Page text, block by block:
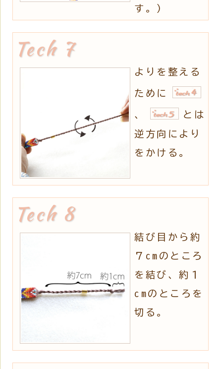
す。)
よりを整える
ために
、
とは
逆方向により
をかける。
結び目から約
７cmのところ
を結び、約１
cmのところを
切る。